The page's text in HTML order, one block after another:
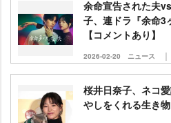
余命宣告された夫
子、連ドラ『余命3
【コメントあり】
2026-02-20 ニュース
桜井日奈子、ネコ
しをくれる生き物